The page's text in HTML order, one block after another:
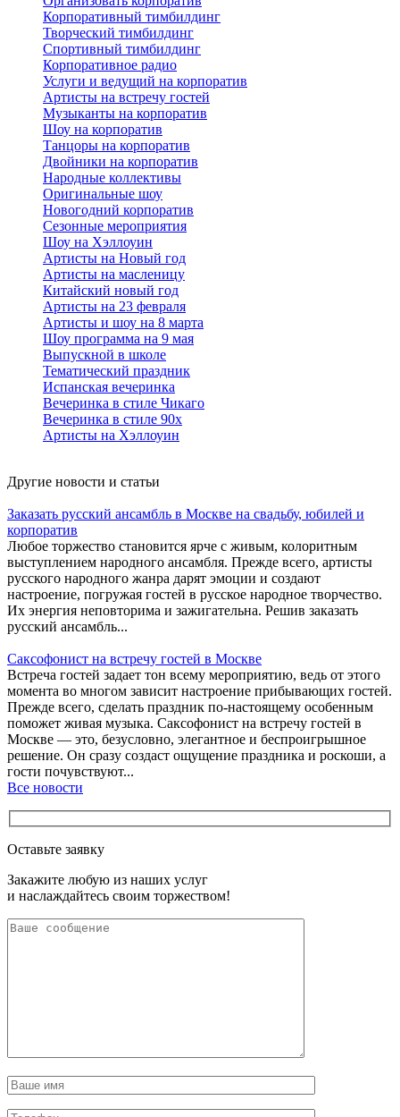
Корпоративный тимбилдинг
Творческий тимбилдинг
Спортивный тимбилдинг
Корпоративное радио
Услуги и ведущий на корпоратив
Артисты на встречу гостей
Музыканты на корпоратив
Шоу на корпоратив
Танцоры на корпоратив
Двойники на корпоратив
Народные коллективы
Оригинальные шоу
Новогодний корпоратив
Сезонные мероприятия
Шоу на Хэллоуин
Артисты на Новый год
Артисты на масленицу
Китайский новый год
Артисты на 23 февраля
Артисты и шоу на 8 марта
Шоу программа на 9 мая
Выпускной в школе
Тематический праздник
Испанская вечеринка
Вечеринка в стиле Чикаго
Вечеринка в стиле 90х
Артисты на Хэллоуин
Другие новости и статьи
Заказать русский ансамбль в Москве на свадьбу, юбилей и
корпоратив
Любое торжество становится ярче с живым, колоритным
выступлением народного ансамбля. Прежде всего, артисты
русского народного жанра дарят эмоции и создают
настроение, погружая гостей в русское народное творчество.
Их энергия неповторима и зажигательна. Решив заказать
русский ансамбль...
Саксофонист на встречу гостей в Москве
Встреча гостей задает тон всему мероприятию, ведь от этого
момента во многом зависит настроение прибывающих гостей.
Прежде всего, сделать праздник по-настоящему особенным
поможет живая музыка. Саксофонист на встречу гостей в
Москве — это, безусловно, элегантное и беспроигрышное
решение. Он сразу создаст ощущение праздника и роскоши, а
гости почувствуют...
Все новости
Оставьте заявку
Закажите любую из наших услуг
и наслаждайтесь своим торжеством!